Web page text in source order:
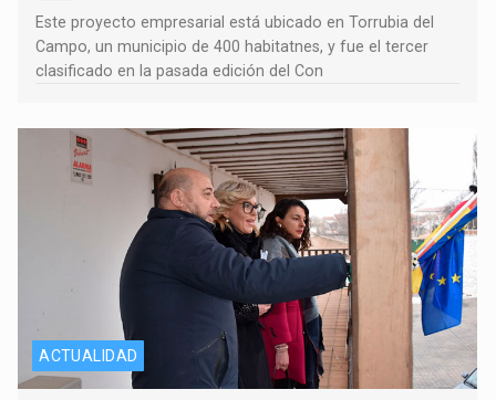
Este proyecto empresarial está ubicado en Torrubia del
Campo, un municipio de 400 habitatnes, y fue el tercer
clasificado en la pasada edición del Con
ACTUALIDAD